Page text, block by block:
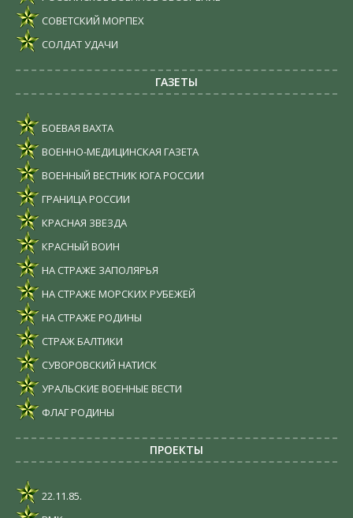
СОВЕТСКИЙ МОРПЕХ
СОЛДАТ УДАЧИ
ГАЗЕТЫ
БОЕВАЯ ВАХТА
ВОЕННО-МЕДИЦИНСКАЯ ГАЗЕТА
ВОЕННЫЙ ВЕСТНИК ЮГА РОССИИ
ГРАНИЦА РОССИИ
КРАСНАЯ ЗВЕЗДА
КРАСНЫЙ ВОИН
НА СТРАЖЕ ЗАПОЛЯРЬЯ
НА СТРАЖЕ МОРСКИХ РУБЕЖЕЙ
НА СТРАЖЕ РОДИНЫ
СТРАЖ БАЛТИКИ
СУВОРОВСКИЙ НАТИСК
УРАЛЬСКИЕ ВОЕННЫЕ ВЕСТИ
ФЛАГ РОДИНЫ
ПРОЕКТЫ
22.11.85.